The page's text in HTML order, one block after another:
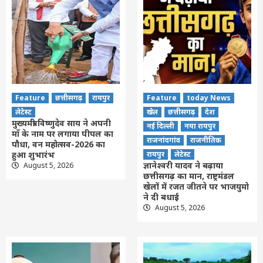
Feature छत्तीसगढ़
रायपुर
लेटेस्ट
मुख्यमंत्री विष्णुदेव साय ने अपनी
माँ के नाम पर लगाया पीपल का
पौधा, वन महोत्सव-2026 का
हुआ शुभारंभ
August 5, 2026
Feature
today News
खेल
छत्तीसगढ़
देश
नई दिल्ली
नया रायपुर
राजनांदगांव
राजनीतिक
रायपुर
लेटेस्ट
ज्ञानेश्वरी यादव ने बढ़ाया
छत्तीसगढ़ का मान, राष्ट्रमंडल
खेलों में रजत जीतने पर भाजयुमो
ने दी बधाई
August 5, 2026